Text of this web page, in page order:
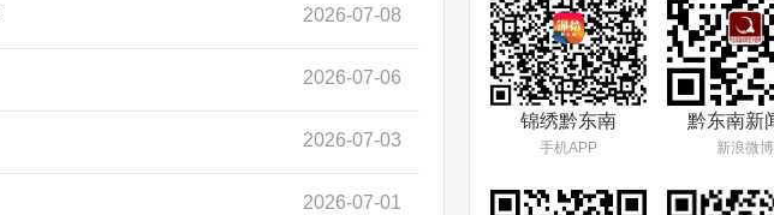
2026-07-08
2026-07-06
2026-07-03
2026-07-01
锦绣黔东南
手机APP
黔东南新
新浪微博